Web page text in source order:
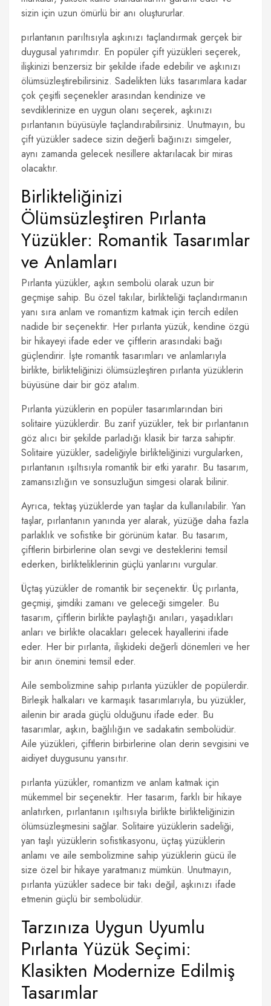
sizin için uzun ömürlü bir anı oluştururlar.
pırlantanın parıltısıyla aşkınızı taçlandırmak gerçek bir
duygusal yatırımdır. En popüler çift yüzükleri seçerek,
ilişkinizi benzersiz bir şekilde ifade edebilir ve aşkınızı
ölümsüzleştirebilirsiniz. Sadelikten lüks tasarımlara kadar
çok çeşitli seçenekler arasından kendinize ve
sevdiklerinize en uygun olanı seçerek, aşkınızı
pırlantanın büyüsüyle taçlandırabilirsiniz. Unutmayın, bu
çift yüzükler sadece sizin değerli bağınızı simgeler,
aynı zamanda gelecek nesillere aktarılacak bir miras
olacaktır.
Birlikteliğinizi
Ölümsüzleştiren Pırlanta
Yüzükler: Romantik Tasarımlar
ve Anlamları
Pırlanta yüzükler, aşkın sembolü olarak uzun bir
geçmişe sahip. Bu özel takılar, birlikteliği taçlandırmanın
yanı sıra anlam ve romantizm katmak için tercih edilen
nadide bir seçenektir. Her pırlanta yüzük, kendine özgü
bir hikayeyi ifade eder ve çiftlerin arasındaki bağı
güçlendirir. İşte romantik tasarımları ve anlamlarıyla
birlikte, birlikteliğinizi ölümsüzleştiren pırlanta yüzüklerin
büyüsüne dair bir göz atalım.
Pırlanta yüzüklerin en popüler tasarımlarından biri
solitaire yüzüklerdir. Bu zarif yüzükler, tek bir pırlantanın
göz alıcı bir şekilde parladığı klasik bir tarza sahiptir.
Solitaire yüzükler, sadeliğiyle birlikteliğinizi vurgularken,
pırlantanın ışıltısıyla romantik bir etki yaratır. Bu tasarım,
zamansızlığın ve sonsuzluğun simgesi olarak bilinir.
Ayrıca, tektaş yüzüklerde yan taşlar da kullanılabilir. Yan
taşlar, pırlantanın yanında yer alarak, yüzüğe daha fazla
parlaklık ve sofistike bir görünüm katar. Bu tasarım,
çiftlerin birbirlerine olan sevgi ve desteklerini temsil
ederken, birlikteliklerinin güçlü yanlarını vurgular.
Üçtaş yüzükler de romantik bir seçenektir. Üç pırlanta,
geçmişi, şimdiki zamanı ve geleceği simgeler. Bu
tasarım, çiftlerin birlikte paylaştığı anıları, yaşadıkları
anları ve birlikte olacakları gelecek hayallerini ifade
eder. Her bir pırlanta, ilişkideki değerli dönemleri ve her
bir anın önemini temsil eder.
Aile sembolizmine sahip pırlanta yüzükler de popülerdir.
Birleşik halkaları ve karmaşık tasarımlarıyla, bu yüzükler,
ailenin bir arada güçlü olduğunu ifade eder. Bu
tasarımlar, aşkın, bağlılığın ve sadakatin sembolüdür.
Aile yüzükleri, çiftlerin birbirlerine olan derin sevgisini ve
aidiyet duygusunu yansıtır.
pırlanta yüzükler, romantizm ve anlam katmak için
mükemmel bir seçenektir. Her tasarım, farklı bir hikaye
anlatırken, pırlantanın ışıltısıyla birlikte birlikteliğinizin
ölümsüzleşmesini sağlar. Solitaire yüzüklerin sadeliği,
yan taşlı yüzüklerin sofistikasyonu, üçtaş yüzüklerin
anlamı ve aile sembolizmine sahip yüzüklerin gücü ile
size özel bir hikaye yaratmanız mümkün. Unutmayın,
pırlanta yüzükler sadece bir takı değil, aşkınızı ifade
etmenin güçlü bir sembolüdür.
Tarzınıza Uygun Uyumlu
Pırlanta Yüzük Seçimi:
Klasikten Modernize Edilmiş
Tasarımlar